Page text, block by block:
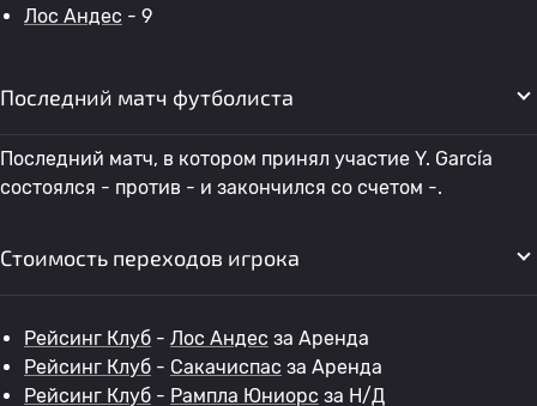
Лос Андес - 9
Последний матч футболиста
Последний матч, в котором принял участие Y. García
состоялся - против - и закончился со счетом -.
Стоимость переходов игрока
Рейсинг Клуб - Лос Андес за Аренда
Рейсинг Клуб - Сакачиспас за Аренда
Рейсинг Клуб - Рампла Юниорс за Н/Д